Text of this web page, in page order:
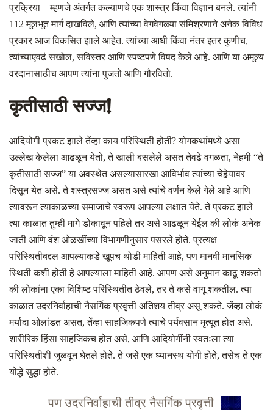
प्रक्रिया – म्हणजे अंतर्गत कल्याणचे एक शास्त्र किंवा विज्ञान बनले. त्यांनी
112 मूलभूत मार्ग दाखविले, आणि त्यांच्या वेगवेगळ्या संमिश्रणाने अनेक विविध
प्रकार आज विकसित झाले आहेत. त्यांच्या आधी किंवा नंतर इतर कुणीच,
त्यांच्याएवढं सखोल, सविस्तर आणि स्पष्टपणे विषद केले आहे. आणि या अमूल्य
वरदानासाठीच आपण त्यांना पुजतो आणि गौरवितो.
कृतीसाठी सज्ज!
आदियोगी प्रकट झाले तेंव्हा काय परिस्थिती होती?योगकथांमध्ये असा
उल्लेख केलेला आढळून येतो,ते खाली बसलेले असत तेवढे वगळता, नेहमी “ते
कृतीसाठी सज्ज” या अवस्थेत असल्यासारखा आविर्भाव त्यांच्या चेहेर्‍यावर
दिसून येत असे. ते शस्त्रसज्ज असत असे त्यांचे वर्णन केले गेले आहे आणि
त्यावरून त्याकाळच्या समाजाचे स्वरूप आपल्या लक्षात येते. ते प्रकट झाले
त्या काळात तुम्ही मागे डोकावून पहिले तर असे आढळून येईल की लोकं अनेक
जाती आणि वंश ओळखींच्या विभागणीनुसार पसरले होते. प्रत्यक्ष
परिस्थितीबद्दल आपल्याकडे खूपच थोडी माहिती आहे, पण मानवी मानसिक
स्थिती कशी होती हे आपल्याला माहिती आहे. आपण असे अनुमान काढू शकतो
की लोकांना एका विशिष्ट परिस्थितीत ठेवले, तर ते कसे वागू शकतील. त्या
काळात उदरनिर्वाहाची नैसर्गिक प्रवृत्ती अतिशय तीव्र असू शकते. जेंव्हा लोकं
मर्यादा ओलांडत असत, तेंव्हा साहजिकपणे त्याचे पर्यवसान मृत्यूत होत असे.
शारीरिक हिंसा साहजिकच होत असे, आणि आदियोगींनी स्वतःला त्या
परिस्थितीशी जुळवून घेतले होते. ते जसे एक ध्यानस्थ योगी होते, तसेच ते एक
योद्धे सुद्धा होते.
पण उदरनिर्वाहाची तीव्र नैसर्गिक प्रवृत्ती